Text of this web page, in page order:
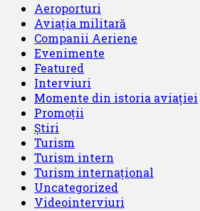
Aeroporturi
Aviația militară
Companii Aeriene
Evenimente
Featured
Interviuri
Momente din istoria aviației
Promoții
Știri
Turism
Turism intern
Turism internațional
Uncategorized
Videointerviuri